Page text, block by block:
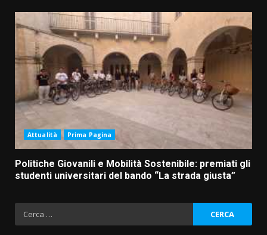
Attualità Prima Pagina
Politiche Giovanili e Mobilità Sostenibile: premiati gli
studenti universitari del bando “La strada giusta”
Ricerca
per: